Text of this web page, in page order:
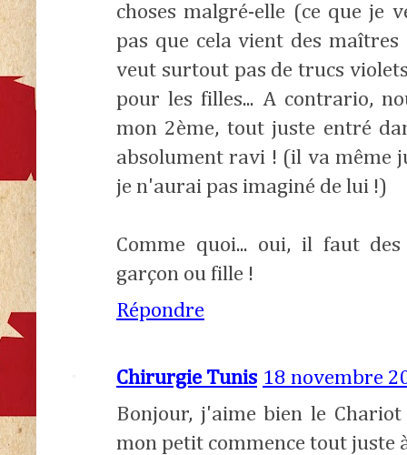
choses malgré-elle (ce que je
pas que cela vient des
veut surtout pas de trucs
pour les filles... A contrario,
mon 2ème, tout juste entré
absolument ravi ! (il va même
je n'aurai pas imaginé de lui !)
Comme quoi... oui, il faut
garçon ou fille !
Répondre
Chirurgie Tunis 18 novembre
Bonjour, j'aime bien le
mon petit commence tout juste